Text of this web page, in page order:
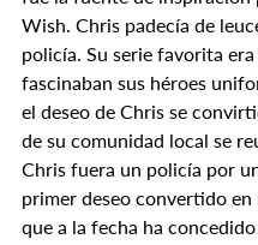
Wish. Chris padecía de
policía. Su serie favorita era
fascinaban sus héroes
el deseo de Chris se
de su comunidad local se
Chris fuera un policía por
primer deseo convertido
que a la fecha ha